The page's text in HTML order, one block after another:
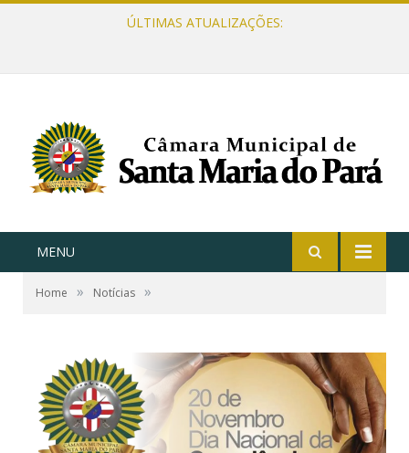
ÚLTIMAS ATUALIZAÇÕES:
MENU
Home » Notícias »